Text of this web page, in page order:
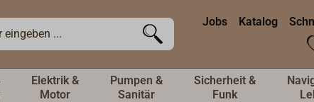
Jobs Katalog
Elektrik &
Motor
Pumpen &
Sanitär
Sicherheit &
Funk